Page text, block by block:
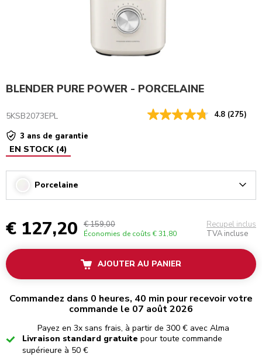
BLENDER PURE POWER - PORCELAINE
5KSB2073EPL 4.8 (275)
3 ans de garantie
EN STOCK (4)
Porcelaine
€ 127,20 € 159,00
Économies de coûts € 31,80
Recupel inclus
TVA incluse
AJOUTER AU PANIER
Commandez dans 0 heures, 40 min pour recevoir votre
commande le 07 août 2026
Payez en 3x sans frais, à partir de 300 € avec Alma
CheckedLivraison standard gratuite pour toute commande
supérieure à 50 €